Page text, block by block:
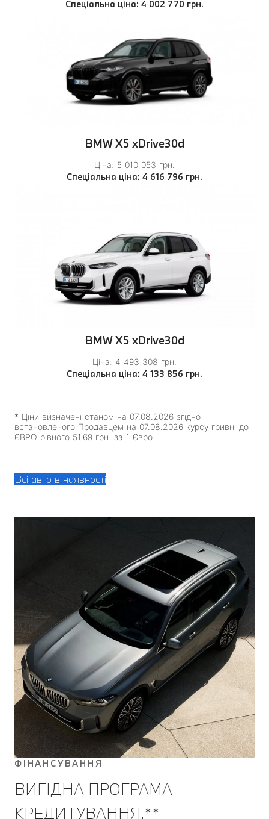
Спеціальна ціна: 4 002 770 грн.
BMW X5 xDrive30d
Ціна: 5 010 053 грн.
Спеціальна ціна: 4 616 796 грн.
BMW X5 xDrive30d
Ціна: 4 493 308 грн.
Спеціальна ціна: 4 133 856 грн.
* Ціни визначені станом на 07.08.2026 згідно
встановленого Продавцем на 07.08.2026 курсу гривні до
ЄВРО рівного 51.69 грн. за 1 Євро.
Всі авто в наявності
ФІНАНСУВАННЯ
ВИГІДНА ПРОГРАМА
КРЕДИТУВАННЯ.**